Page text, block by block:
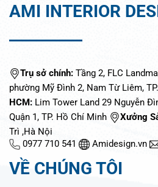
AMI INTERIOR
Trụ sở chính: Tầng 2, FLC
phường Mỹ Đình 2, Nam Từ Liêm,
HCM: Lim Tower Land 29 Nguyễn
Quận 1, TP. Hồ Chí Minh
Xưởng
Trì ,Hà Nội
0977 710 541
Amidesign.vn
VỀ CHÚNG TÔI